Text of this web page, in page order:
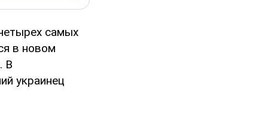
самых
в новом
В
украинец